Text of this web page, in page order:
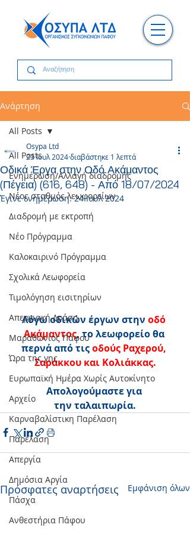
Ανάρτηση
All Posts
Ενημέρωση/Αλλαγή διαδρομής
Νέος σταθμός λεωφορείων
Διαδρομή με εκτροπή
Νέο Πρόγραμμα
Καλοκαιρινό Πρόγραμμα
Σχολικά Λεωφορεία
Τιμολόγηση εισιτηρίων
Απεργιακή Δράση
Μαραθώνιος Πάφου
Ώρα της γης
Ευρωπαϊκή Ημέρα Χωρίς Αυτοκίνητο
Αρχείο
Καρναβαλίστικη Παρέλαση
Παρέλαση
Απεργία
Δημόσια Αργία
Πάσχα
Ανθεστήρια Πάφου
All Posts
Οδικά Έργα στην Οδό Ακάμαντος
(Πέγεια) (616, 648) - Από 18/07/2024
Osypa Ltd
23 Ιουλ 2024διαβάστηκε 1 λεπτά
Έγινε ενημέρωση:24 Ιουλ 2024
Λόγω οδικών έργων στην οδό
Ακάμαντος, το λεωφορείο θα
περνά από τις οδούς Ραχερού,
Σαράκκου και Κολιάκκας.
Απολογούμαστε για
την ταλαιπωρία.
Πρόσφατες αναρτήσεις Εμφάνιση όλων